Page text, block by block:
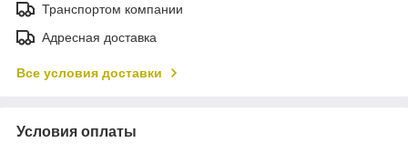
Транспортом компании
Адресная доставка
Все условия доставки
Условия оплаты